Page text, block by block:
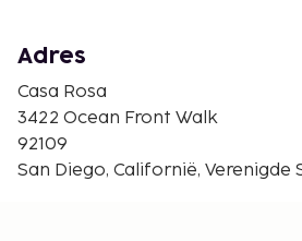
Ski Beach - 4,2 km
Pechanga Arena - 4,9 km
Ocean Beach Park - 5,3 km
Dog Beach - 5,3 km
Bird Rock - 5,4 km
Adres
Casa Rosa
3422 Ocean Front Walk
92109
San Diego, Californië, Verenigde